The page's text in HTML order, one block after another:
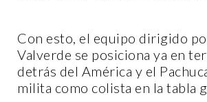
Con esto, el equipo dirigido
Valverde se posiciona ya en
detrás del América y el
milita como colista en la tabla